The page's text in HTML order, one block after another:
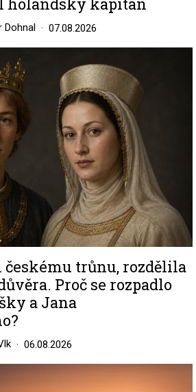
holandský kapitán
Dohnal 07.08.2026
trůnu, rozdělila
Proč se rozpadlo
a Jana
06.08.2026